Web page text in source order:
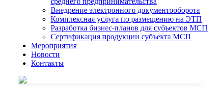
Внедрение электронного документооборота
Комплексная услуга по размещению на ЭТП
Разработка бизнес-планов для субъектов МСП
Сертификация продукции субъекта МСП
Мероприятия
Новости
Контакты